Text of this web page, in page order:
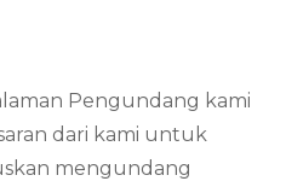
Pengundang kami
dari kami untuk
mengundang